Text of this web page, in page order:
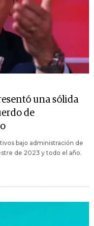
una sólida
de
bajo administración de
de 2023 y todo el año.